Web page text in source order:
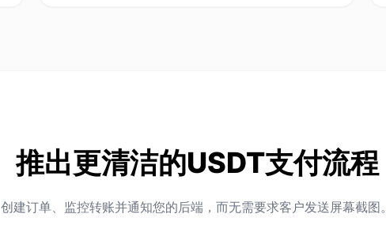
推出更清洁的USDT支付流程
创建订单、监控转账并通知您的后端，而无需要求客户发送屏幕截图。